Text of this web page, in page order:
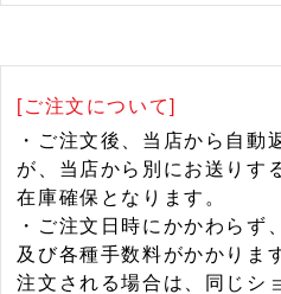
[ご注文について]
・ご注文後、当店から自動
が、当店から別にお送りす
在庫確保となります。
・ご注文日時にかかわらず
及び各種手数料がかかりま
注文される場合は、同じシ